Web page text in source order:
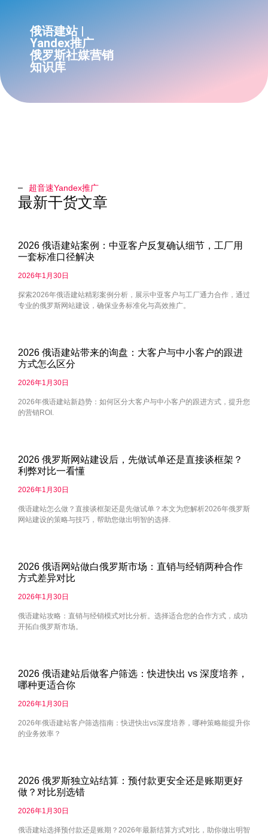
俄语建站 |
Yandex推广
俄罗斯社媒营销
知识库
超音速Yandex推广​
最新干货文章
2026 俄语建站案例：中亚客户反复确认细节，工厂用
一套标准口径解决
2026年1月30日
探索2026年俄语建站精彩案例分析，展示中亚客户与工厂通力合作，通过
专业的俄罗斯网站建设，确保业务标准化与高效推广。
2026 俄语建站带来的询盘：大客户与中小客户的跟进
方式怎么区分
2026年1月30日
2026年俄语建站新趋势：如何区分大客户与中小客户的跟进方式，提升您
的营销ROI.
2026 俄罗斯网站建设后，先做试单还是直接谈框架？
利弊对比一看懂
2026年1月30日
俄语建站怎么做？直接谈框架还是先做试单？本文为您解析2026年俄罗斯
网站建设的策略与技巧，帮助您做出明智的选择.
2026 俄语网站做白俄罗斯市场：直销与经销两种合作
方式差异对比
2026年1月30日
俄语建站攻略：直销与经销模式对比分析。选择适合您的合作方式，成功
开拓白俄罗斯市场。
2026 俄语建站后做客户筛选：快进快出 vs 深度培养，
哪种更适合你
2026年1月30日
2026年俄语建站客户筛选指南：快进快出vs深度培养，哪种策略能提升你
的业务效率？
2026 俄罗斯独立站结算：预付款更安全还是账期更好
做？对比别选错
2026年1月30日
俄语建站选择预付款还是账期？2026年最新结算方式对比，助你做出明智